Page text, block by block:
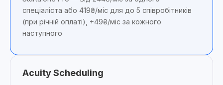
спеціаліста або 419₴/міс для до 5 співробітників
(при річній оплаті), +49₴/міс за кожного
наступного
Acuity Scheduling